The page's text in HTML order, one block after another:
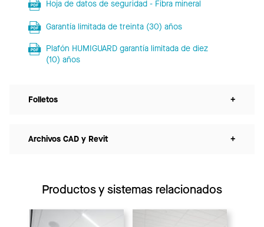
Hoja de datos de seguridad - Fibra mineral
Garantía limitada de treinta (30) años
Plafón HUMIGUARD garantía limitada de diez
(10) años
Folletos +
Archivos CAD y Revit +
Productos y sistemas relacionados